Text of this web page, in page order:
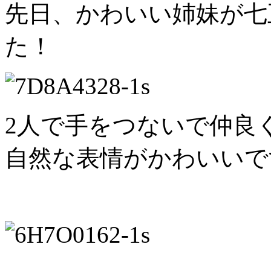
先日、かわいい姉妹が
た！
2人で手をつないで仲良
自然な表情がかわいい